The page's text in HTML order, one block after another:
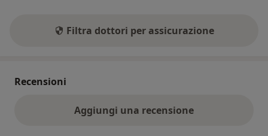
Filtra dottori per assicurazione
Recensioni
Aggiungi una recensione